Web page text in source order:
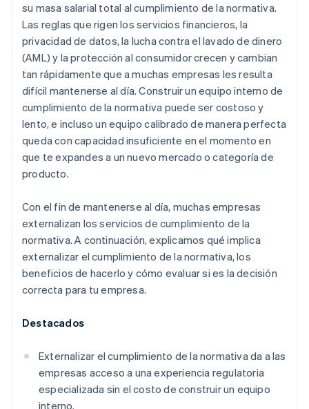
su masa salarial total al cumplimiento de la normativa.
Las reglas que rigen los servicios financieros, la
privacidad de datos, la lucha contra el lavado de dinero
(AML) y la protección al consumidor crecen y cambian
tan rápidamente que a muchas empresas les resulta
difícil mantenerse al día. Construir un equipo interno de
cumplimiento de la normativa puede ser costoso y
lento, e incluso un equipo calibrado de manera perfecta
queda con capacidad insuficiente en el momento en
que te expandes a un nuevo mercado o categoría de
producto.
Con el fin de mantenerse al día, muchas empresas
externalizan los servicios de cumplimiento de la
normativa. A continuación, explicamos qué implica
externalizar el cumplimiento de la normativa, los
beneficios de hacerlo y cómo evaluar si es la decisión
correcta para tu empresa.
Destacados
Externalizar el cumplimiento de la normativa da a las
empresas acceso a una experiencia regulatoria
especializada sin el costo de construir un equipo
interno.